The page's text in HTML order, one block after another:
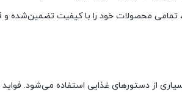
تمامی محصولات خود را با کیفیت تضمین‌شده
از دستورهای غذایی استفاده می‌شود. فواید